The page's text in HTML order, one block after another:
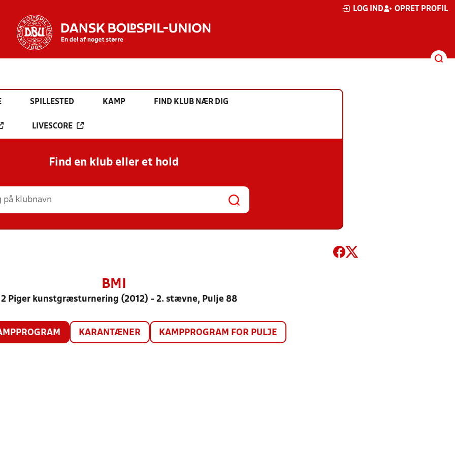
LOG IND OPRET PROFIL
SPILLESTED KAMP FIND KLUB NÆR DIG
LIVESCORE
Find en klub eller et hold
BMI
Piger kunstgræsturnering (2012) - 2. stævne, Pulje 88
KARANTÆNER KAMPPROGRAM FOR PULJE